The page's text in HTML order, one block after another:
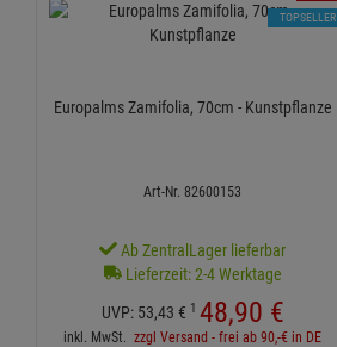
Europalms Zamifolia, 70cm - Kunstpflanze
Art-Nr. 82600153
Ab ZentralLager lieferbar
Lieferzeit: 2-4 Werktage
UVP: 53,43 € 1 48,90 €
inkl. MwSt.zzgl Versand - frei ab 90,-€ in DE
TOPSELLER